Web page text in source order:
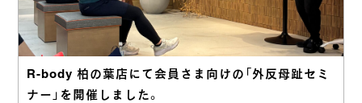
R-body 柏の葉店にて会員さま向けの「外反母趾セミ
ナー」を開催しました。